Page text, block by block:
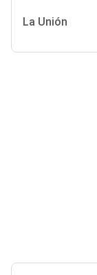
La Unión